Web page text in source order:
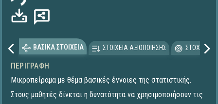
ΒΑΣΙΚΑ ΣΤΟΙΧΕΙΑ ΣΤΟΙΧΕΙΑ ΑΞΙΟΠΟΙΗΣΗΣ
ΠΕΡΙΓΡΑΦΉ
Μικροπείραμα με θέμα βασικές έννοιες της στατιστικής.
Στους μαθητές δίνεται η δυνατότητα να χρησιμοποιήσουν τις